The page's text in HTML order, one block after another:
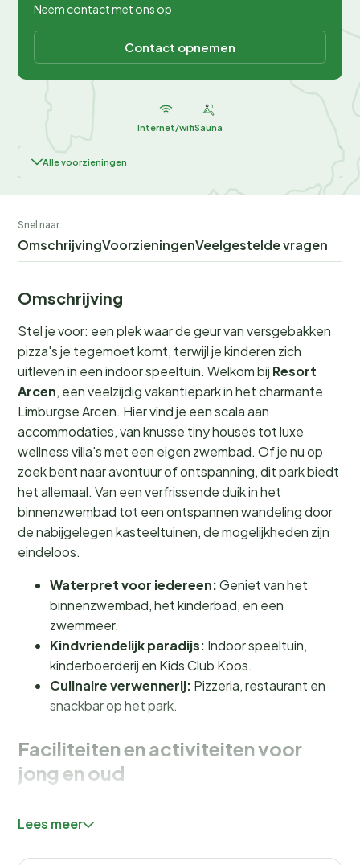
Neem contact met ons op
Contact opnemen
Internet/wifiSauna
Alle voorzieningen
Snel naar:
OmschrijvingVoorzieningenVeelgestelde vragen
Omschrijving
Stel je voor: een plek waar de geur van versgebakken
pizza's je tegemoet komt, terwijl je kinderen zich
uitleven in een indoor speeltuin. Welkom bij Resort
Arcen, een veelzijdig vakantiepark in het charmante
Limburgse Arcen. Hier vind je een scala aan
accommodaties, van knusse tiny houses tot luxe
wellness villa's met een eigen zwembad. Of je nu op
zoek bent naar avontuur of ontspanning, dit park biedt
het allemaal. Van een verfrissende duik in het
binnenzwembad tot een ontspannen wandeling door
de nabijgelegen kasteeltuinen, de mogelijkheden zijn
eindeloos.
Waterpret voor iedereen:Geniet van het
binnenzwembad, het kinderbad, en een
zwemmeer.
Kindvriendelijk paradijs: Indoor speeltuin,
kinderboerderij en Kids Club Koos.
Culinaire verwennerij: Pizzeria, restaurant en
snackbar op het park.
Faciliteiten en activiteiten voor
jong en oud
Hetoverdekte zwembad
Lees meer